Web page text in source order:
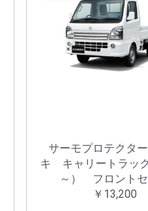
サーモプロテクタ
キ キャリートラッ
～） フロントセ
￥13,200